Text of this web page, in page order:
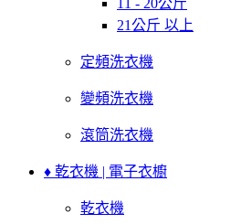
11 - 20公斤
21公斤 以上
定頻洗衣機
變頻洗衣機
滾筒洗衣機
♦ 乾衣機 | 電子衣櫥
乾衣機